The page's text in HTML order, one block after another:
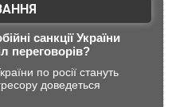
санкції України
переговорів?
по росії стануть
доведеться